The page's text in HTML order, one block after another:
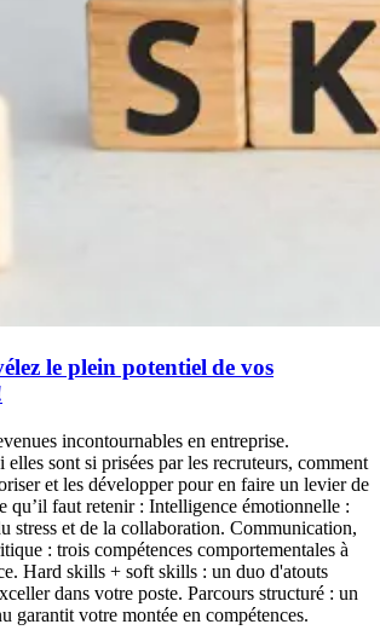
le plein potentiel de vos
incontournables en entreprise.
sont si prisées par les recruteurs, comment
et les développer pour en faire un levier de
qu’il faut retenir : Intelligence émotionnelle :
stress et de la collaboration. Communication,
: trois compétences comportementales à
Hard skills + soft skills : un duo d'atouts
dans votre poste. Parcours structuré : un
garantit votre montée en compétences.